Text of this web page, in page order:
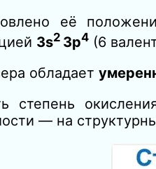
её
3s2 3p4 (6
обладает
степень
— на